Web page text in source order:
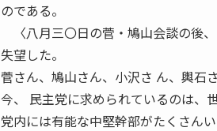
のである。
〈八月三〇日の菅・鳩山会談の後
失望した。
菅さん、鳩山さん、小沢さ ん、輿石
今、 民主党に求められているのは、
党内には有能な中堅幹部がたくさん